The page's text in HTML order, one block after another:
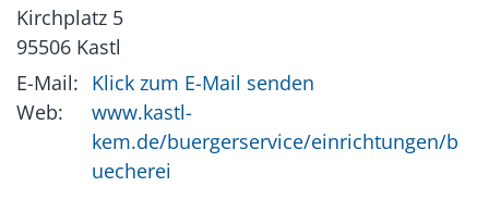
Kirchplatz 5
95506 Kastl
E-Mail: Klick zum E-Mail senden
Web:
www.kastl-
kem.de/buergerservice/einrichtungen/b
uecherei